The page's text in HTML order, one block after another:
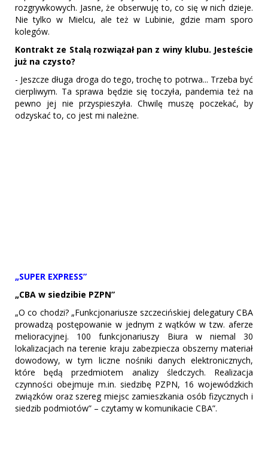
rozgrywkowych. Jasne, że obserwuję to, co się w nich dzieje.
Nie tylko w Mielcu, ale też w Lubinie, gdzie mam sporo
kolegów.
Kontrakt ze Stalą rozwiązał pan z winy klubu. Jesteście
już na czysto?
- Jeszcze długa droga do tego, trochę to potrwa... Trzeba być
cierpliwym. Ta sprawa będzie się toczyła, pandemia też na
pewno jej nie przyspieszyła. Chwilę muszę poczekać, by
odzyskać to, co jest mi należne.
„SUPER EXPRESS”
„CBA w siedzibie PZPN”
„O co chodzi? „Funkcjonariusze szczecińskiej delegatury CBA
prowadzą postępowanie w jednym z wątków w tzw. aferze
melioracyjnej. 100 funkcjonariuszy Biura w niemal 30
lokalizacjach na terenie kraju zabezpiecza obszerny materiał
dowodowy, w tym liczne nośniki danych elektronicznych,
które będą przedmiotem analizy śledczych. Realizacja
czynności obejmuje m.in. siedzibę PZPN, 16 wojewódzkich
związków oraz szereg miejsc zamieszkania osób fizycznych i
siedzib podmiotów” – czytamy w komunikacie CBA”.